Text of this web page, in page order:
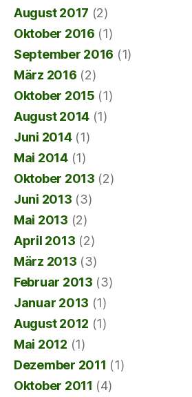
August 2017 (2)
Oktober 2016 (1)
September 2016 (1)
März 2016 (2)
Oktober 2015 (1)
August 2014 (1)
Juni 2014(1)
Mai 2014(1)
Oktober 2013 (2)
Juni 2013 (3)
Mai 2013 (2)
April 2013 (2)
März 2013 (3)
Februar 2013 (3)
Januar 2013 (1)
August 2012 (1)
Mai 2012 (1)
Dezember 2011 (1)
Oktober 2011 (4)